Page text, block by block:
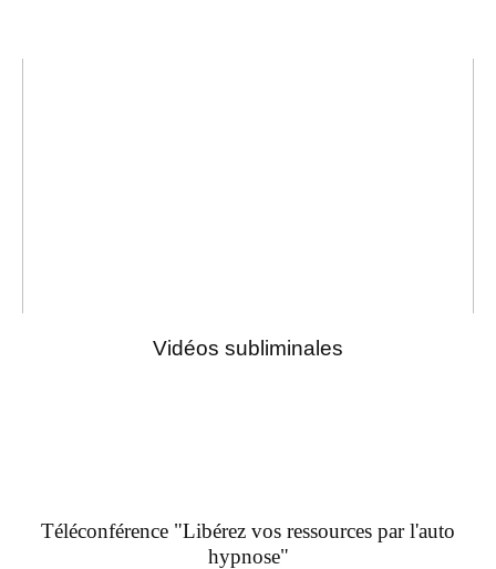
Vidéos subliminales
Téléconférence "Libérez vos ressources par l'auto
hypnose"